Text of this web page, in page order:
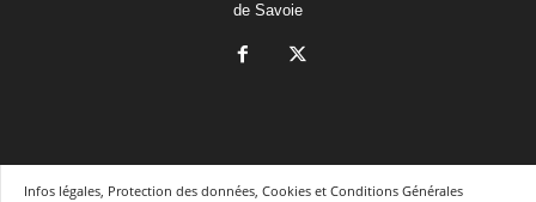
de Savoie
Infos légales, Protection des données, Cookies et Conditions Générales